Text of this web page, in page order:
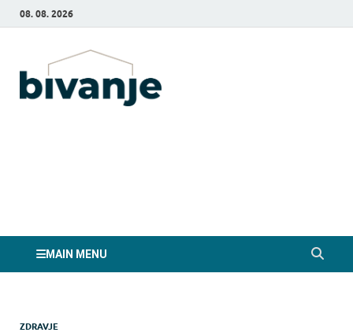
08. 08. 2026
MAIN MENU
ZDRAVJE